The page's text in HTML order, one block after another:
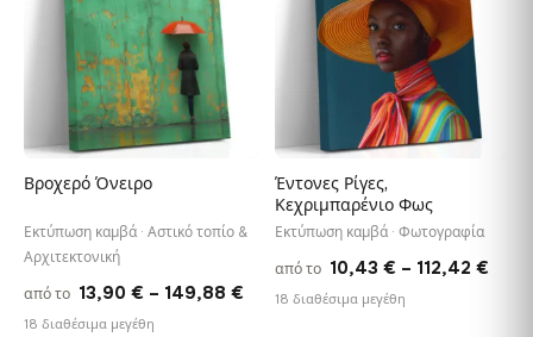
Βροχερό Όνειρο
Εκτύπωση καμβά · Αστικό τοπίο &
Αρχιτεκτονική
από το 13,90 € – 149,88 € Price
18 διαθέσιμα μεγέθη
Έντονες Ρίγες,
Κεχριμπαρένιο Φως
Εκτύπωση καμβά · Φωτογραφία
από το 10,43 € – 112,42 €
18 διαθέσιμα μεγέθη